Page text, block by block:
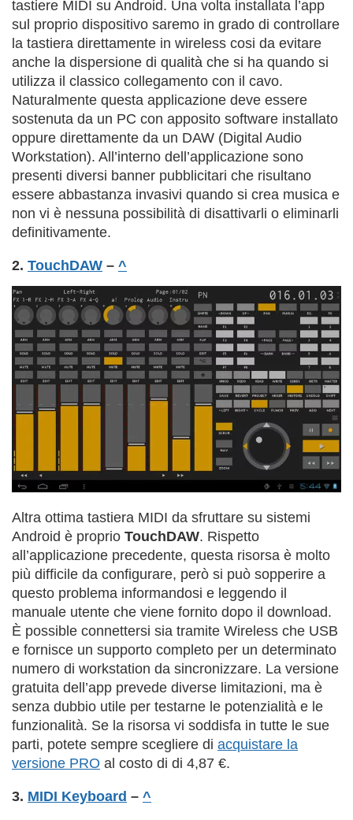
tastiere MIDI su Android. Una volta installata l’app
sul proprio dispositivo saremo in grado di controllare
la tastiera direttamente in wireless cosi da evitare
anche la dispersione di qualità che si ha quando si
utilizza il classico collegamento con il cavo.
Naturalmente questa applicazione deve essere
sostenuta da un PC con apposito software installato
oppure direttamente da un DAW (Digital Audio
Workstation). All’interno dell’applicazione sono
presenti diversi banner pubblicitari che risultano
essere abbastanza invasivi quando si crea musica e
non vi è nessuna possibilità di disattivarli o eliminarli
definitivamente.
2. TouchDAW – ^
Altra ottima tastiera MIDI da sfruttare su sistemi
Android è proprio TouchDAW. Rispetto
all’applicazione precedente, questa risorsa è molto
più difficile da configurare, però si può sopperire a
questo problema informandosi e leggendo il
manuale utente che viene fornito dopo il download.
È possible connettersi sia tramite Wireless che USB
e fornisce un supporto completo per un determinato
numero di workstation da sincronizzare. La versione
gratuita dell’app prevede diverse limitazioni, ma è
senza dubbio utile per testarne le potenzialità e le
funzionalità. Se la risorsa vi soddisfa in tutte le sue
parti, potete sempre scegliere di acquistare la
versione PRO al costo di di 4,87 €.
3. MIDI Keyboard – ^